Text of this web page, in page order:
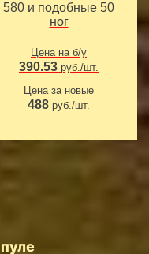
580 и подобные 50
ног
Цена на б/у
390.53 руб./шт.
Цена за новые
488 руб./шт.